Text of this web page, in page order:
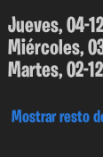
Jueves, 04-
Miércoles,
Martes, 02-
Mostrar resto